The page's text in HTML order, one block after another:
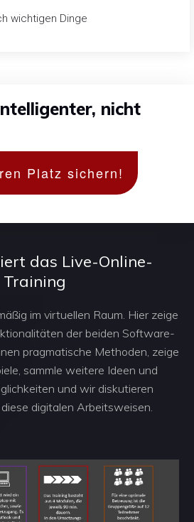
wichtigen Dinge
nicht
Platz sichern!
das Live-Online-
Training
im virtuellen Raum. Hier zeige
der beiden Software-
pragmatische Methoden, zeige
sammle weitere Ideen und
und wir diskutieren
digitalen Arbeitsweisen.